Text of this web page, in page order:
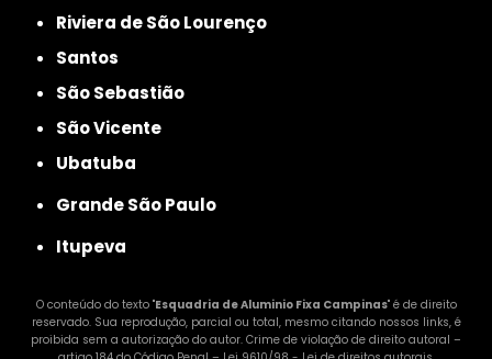
Riviera de São Lourenço
Santos
São Sebastião
São Vicente
Ubatuba
Grande São Paulo
Itupeva
O conteúdo do texto "Esquadria de Aluminio Fixa Campinas" é de direito
reservado. Sua reprodução, parcial ou total, mesmo citando nossos links, é
proibida sem a autorização do autor. Crime de violação de direito autoral –